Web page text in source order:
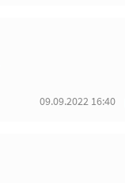
09.09.2022 16:40